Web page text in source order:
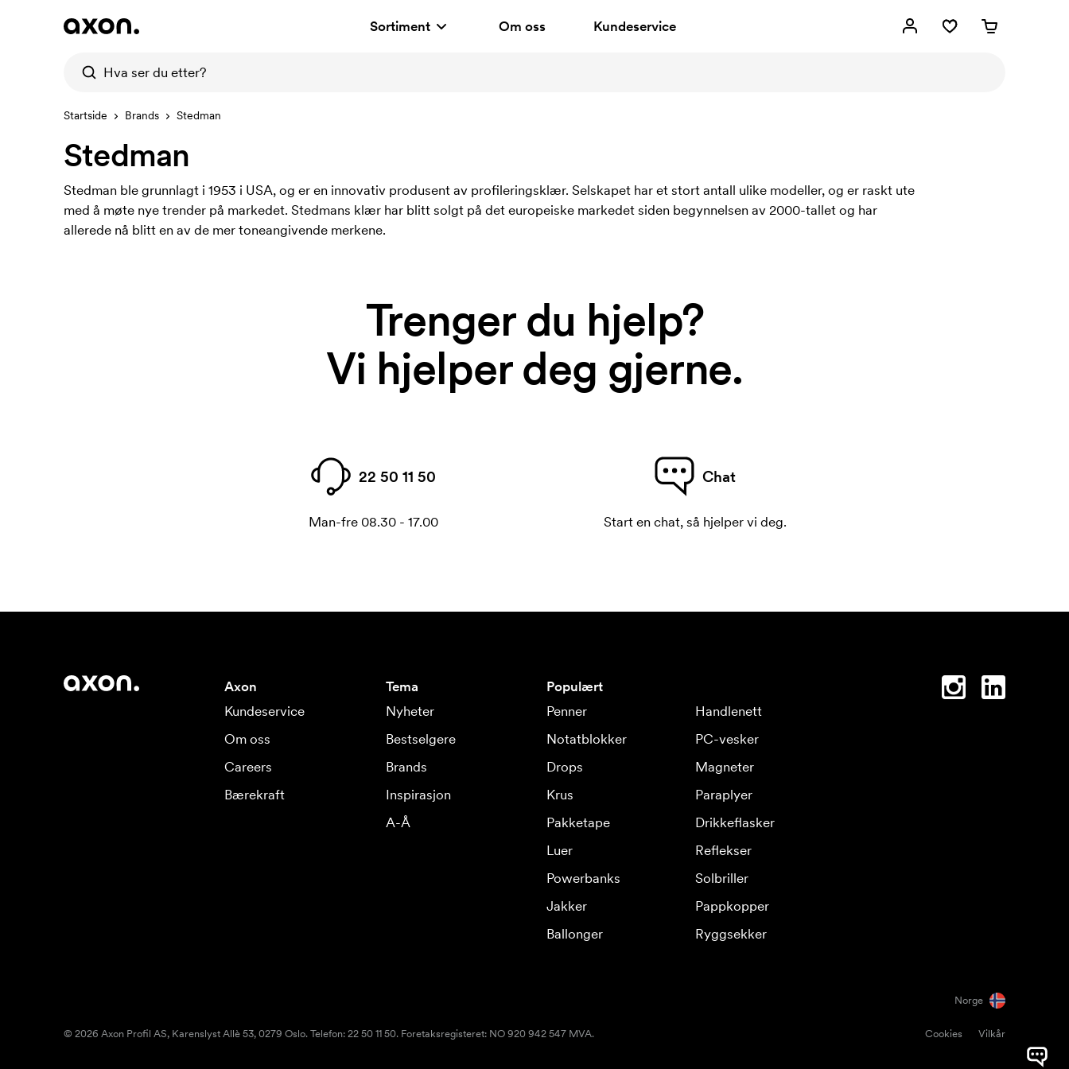
Sortiment Om oss Kundeservice
Startside Brands Stedman
Stedman
Stedman ble grunnlagt i 1953 i USA, og er en innovativ produsent av profileringsklær. Selskapet har et stort antall ulike modeller, og er raskt ute
med å møte nye trender på markedet. Stedmans klær har blitt solgt på det europeiske markedet siden begynnelsen av 2000-tallet og har
allerede nå blitt en av de mer toneangivende merkene.
Trenger du hjelp?
Vi hjelper deg gjerne.
22 50 11 50
Man-fre 08.30 - 17.00
Chat
Start en chat, så hjelper vi deg.
Axon
Kundeservice
Om oss
Careers
Bærekraft
Tema
Nyheter
Bestselgere
Brands
Inspirasjon
A-Å
Populært
Penner
Handlenett
Notatblokker
PC-vesker
Drops
Magneter
Krus
Paraplyer
Pakketape
Drikkeflasker
Luer
Reflekser
Powerbanks
Solbriller
Jakker
Pappkopper
Ballonger
Ryggsekker
Norge
Cookies Vilkår
© 2026 Axon Profil AS, Karenslyst Allè 53, 0279 Oslo. Telefon: 22 50 11 50. Foretaksregisteret: NO 920 942 547 MVA.